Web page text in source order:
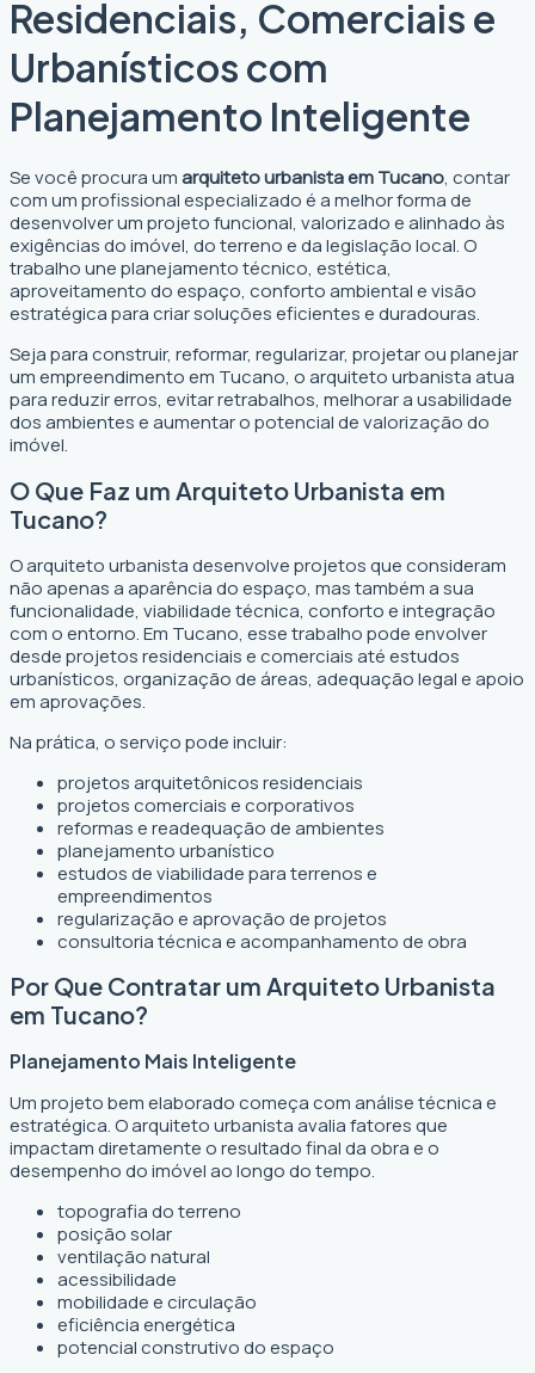
Residenciais, Comerciais e
Urbanísticos com
Planejamento Inteligente
Se você procura umarquiteto urbanista em Tucano, contar
com um profissional especializado é a melhor forma de
desenvolver um projeto funcional, valorizado e alinhado às
exigências do imóvel, do terreno e da legislação local. O
trabalho une planejamento técnico, estética,
aproveitamento do espaço, conforto ambiental e visão
estratégica para criar soluções eficientes e duradouras.
Seja para construir, reformar, regularizar, projetar ou planejar
um empreendimento em Tucano, o arquiteto urbanista atua
para reduzir erros, evitar retrabalhos, melhorar a usabilidade
dos ambientes e aumentar o potencial de valorização do
imóvel.
O Que Faz um Arquiteto Urbanista em
Tucano?
O arquiteto urbanista desenvolve projetos que consideram
não apenas a aparência do espaço, mas também a sua
funcionalidade, viabilidade técnica, conforto e integração
com o entorno. Em Tucano, esse trabalho pode envolver
desde projetos residenciais e comerciais até estudos
urbanísticos, organização de áreas, adequação legal e apoio
em aprovações.
Na prática, o serviço pode incluir:
projetos arquitetônicos residenciais
projetos comerciais e corporativos
reformas e readequação de ambientes
planejamento urbanístico
estudos de viabilidade para terrenos e
empreendimentos
regularização e aprovação de projetos
consultoria técnica e acompanhamento de obra
Por Que Contratar um Arquiteto Urbanista
em Tucano?
Planejamento Mais Inteligente
Um projeto bem elaborado começa com análise técnica e
estratégica. O arquiteto urbanista avalia fatores que
impactam diretamente o resultado final da obra e o
desempenho do imóvel ao longo do tempo.
topografia do terreno
posição solar
ventilação natural
acessibilidade
mobilidade e circulação
eficiência energética
potencial construtivo do espaço